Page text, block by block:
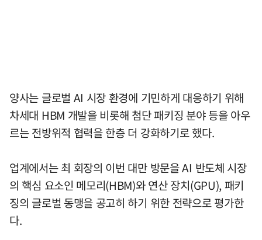
양사는 글로벌 AI 시장 환경에 기민하게 대응하기 위해
차세대 HBM 개발을 비롯해 첨단 패키징 분야 등을 아우
르는 전방위적 협력을 한층 더 강화하기로 했다.
업계에서는 최 회장의 이번 대만 방문을 AI 반도체 시장
의 핵심 요소인 메모리(HBM)와 연산 장치(GPU), 패키
징의 글로벌 동맹을 공고히 하기 위한 전략으로 평가한
다.